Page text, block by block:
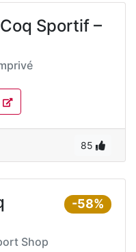
Sportif –
85
-58%
Shop